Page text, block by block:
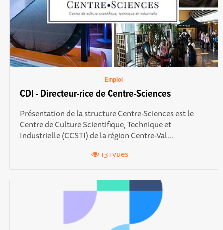
Emploi
CDI - Directeur-rice de Centre-Sciences
Présentation de la structure Centre-Sciences est le
Centre de Culture Scientifique, Technique et
Industrielle (CCSTI) de la région Centre-Val...
131 vues